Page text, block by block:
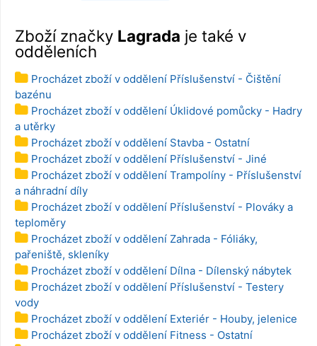
Zboží značky Lagrada je také v
odděleních
Procházet zboží v oddělení Příslušenství - Čištění
bazénu
Procházet zboží v oddělení Úklidové pomůcky - Hadry
a utěrky
Procházet zboží v oddělení Stavba - Ostatní
Procházet zboží v oddělení Příslušenství - Jiné
Procházet zboží v oddělení Trampolíny - Příslušenství
a náhradní díly
Procházet zboží v oddělení Příslušenství - Plováky a
teploměry
Procházet zboží v oddělení Zahrada - Fóliáky,
pařeniště, skleníky
Procházet zboží v oddělení Dílna - Dílenský nábytek
Procházet zboží v oddělení Příslušenství - Testery
vody
Procházet zboží v oddělení Exteriér - Houby, jelenice
Procházet zboží v oddělení Fitness - Ostatní